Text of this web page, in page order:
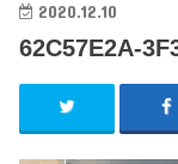
2020.12.10
62C57E2A-